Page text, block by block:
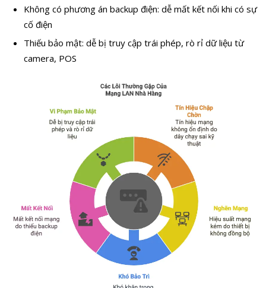
Không có phương án backup điện: dễ mất kết nối khi có sự
cố điện
Thiếu bảo mật: dễ bị truy cập trái phép, rò rỉ dữ liệu từ
camera, POS